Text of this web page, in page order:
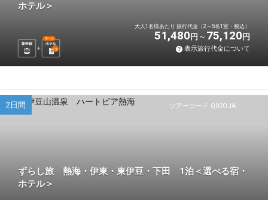
ホテル＞
新幹線 ホテル
選べる
2泊
大人1名様あたり 旅行代金（2～5名1室・税込）
51,480 円 75,120 円
表示旅行代金について
ツアーコード Q02OJA
2日間
ずらし旅 熱海・伊東・東伊豆・下田 1泊＜選べる宿・
ホテル＞